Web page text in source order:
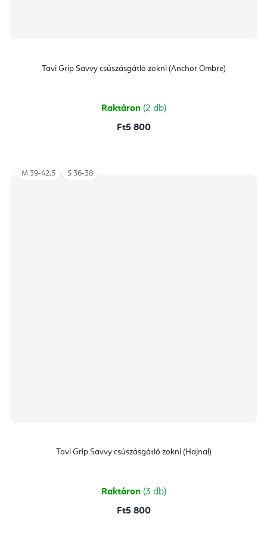
Tavi Grip Savvy csúszásgátló zokni (Anchor Ombre)
Raktáron (2 db)
Ft5 800
Tavi Grip Savvy csúszásgátló zokni (Hajnal)
Raktáron (3 db)
Ft5 800
M 39-42,5 S 36-38